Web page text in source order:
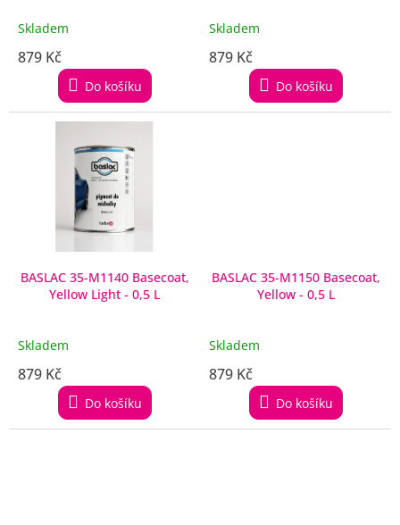
ůSkladem
879 Kč
Do košíku
Skladem
879 Kč
Do košíku
BASLAC 35-M1140 Basecoat,
Yellow Light - 0,5 L
Skladem
879 Kč
Do košíku
BASLAC 35-M1150 Basecoat,
Yellow - 0,5 L
Skladem
879 Kč
Do košíku